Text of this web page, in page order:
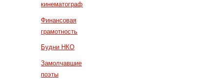
кинематограф
Финансовая
грамотность
Будни НКО
Замолчавшие
поэты